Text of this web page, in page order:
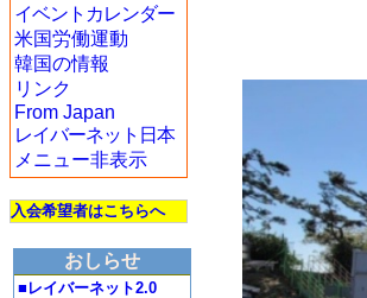
イベントカレンダー
米国労働運動
韓国の情報
リンク
From Japan
レイバーネット日本
メニュー非表示
入会希望者はこちらへ
おしらせ
■レイバーネット2.0